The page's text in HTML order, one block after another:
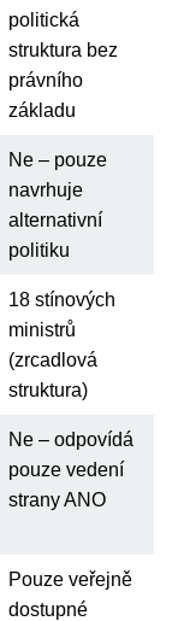
politická
struktura bez
právního
základu
Ne – pouze
navrhuje
alternativní
politiku
18 stínových
ministrů
(zrcadlová
struktura)
Ne – odpovídá
pouze vedení
strany ANO
Pouze veřejně
dostupné